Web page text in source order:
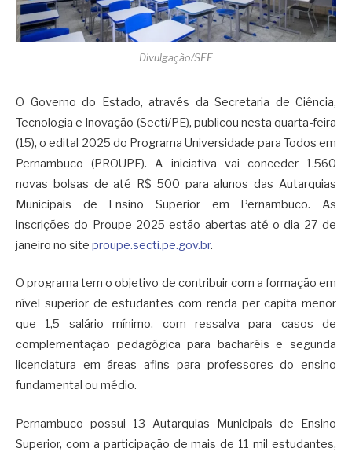
Divulgação/SEE
O Governo do Estado, através da Secretaria de Ciência,
Tecnologia e Inovação (Secti/PE), publicou nesta quarta-feira
(15), o edital 2025 do Programa Universidade para Todos em
Pernambuco (PROUPE). A iniciativa vai conceder 1.560
novas bolsas de até R$ 500 para alunos das Autarquias
Municipais de Ensino Superior em Pernambuco. As
inscrições do Proupe 2025 estão abertas até o dia 27 de
janeiro no site proupe.secti.pe.gov.br.
O programa tem o objetivo de contribuir com a formação em
nível superior de estudantes com renda per capita menor
que 1,5 salário mínimo, com ressalva para casos de
complementação pedagógica para bacharéis e segunda
licenciatura em áreas afins para professores do ensino
fundamental ou médio.
Pernambuco possui 13 Autarquias Municipais de Ensino
Superior, com a participação de mais de 11 mil estudantes,